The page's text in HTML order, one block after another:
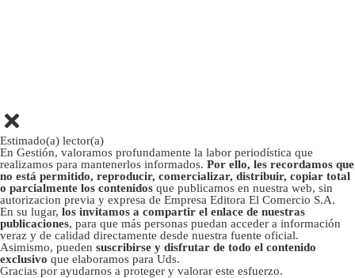
Estimado(a) lector(a)
En Gestión, valoramos profundamente la labor periodística que
realizamos para mantenerlos informados. Por ello, les recordamos que
no está permitido, reproducir, comercializar, distribuir, copiar total
o parcialmente los contenidos que publicamos en nuestra web, sin
autorizacion previa y expresa de Empresa Editora El Comercio S.A.
En su lugar, los invitamos a compartir el enlace de nuestras
publicaciones, para que más personas puedan acceder a información
veraz y de calidad directamente desde nuestra fuente oficial.
Asimismo, pueden suscribirse y disfrutar de todo el contenido
exclusivo que elaboramos para Uds.
Gracias por ayudarnos a proteger y valorar este esfuerzo.